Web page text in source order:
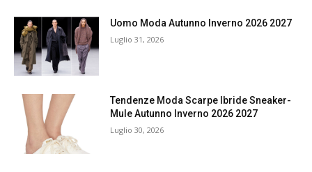
Uomo Moda Autunno Inverno 2026 2027
Luglio 31, 2026
Tendenze Moda Scarpe Ibride Sneaker-
Mule Autunno Inverno 2026 2027
Luglio 30, 2026